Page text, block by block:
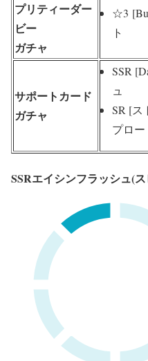
プリティーダー
ビー
ガチャ
☆3
ト
サポートカード
ガチャ
SSR
ュ
SR [ス
プロー
SSRエイシンフラッシュ(